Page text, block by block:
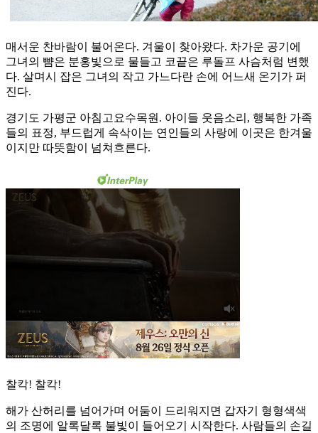
매서운 찬바람이 불어온다. 겨울이 찾아왔다. 차가운 공기에
그녀의 뺨은 분홍빛으로 물들고 코끝은 루돌프 사슴처럼 변했
다. 살며시 잡은 그녀의 작고 가느다란 손에 어느새 온기가 퍼
진다.
경기도 가평군 아침고요수목원. 아이들 웃음소리, 행복한 가족
들의 표정, 부드럽게 속삭이는 연인들의 사랑에 이곳은 한겨울
이지만 따뜻함이 넘쳐흐른다.
찰칵! 찰칵!
해가 산허리를 넘어가며 어둠이 드리워지면 갑자기 형형색색
의 조명에 알록달록 불빛이 들어오기 시작한다. 사람들의 손길